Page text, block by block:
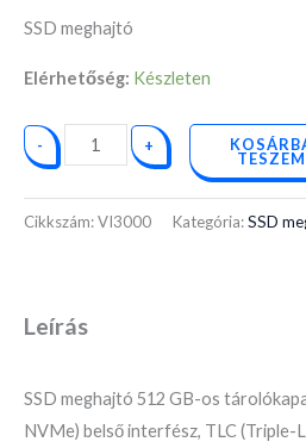
SSD meghajtó
Elérhetőség: Készleten
- +
TESZEM
Cikkszám:VI3000 Kategória:SSD
Leírás
SSD meghajtó 512 GB-os
NVMe) belső interfész, TLC (Triple-